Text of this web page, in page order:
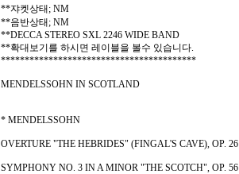
**쟈켓상태; NM
**음반상태; NM
**DECCA STEREO SXL 2246 WIDE BAND
**확대보기를 하시면 레이블을 볼수 있습니다.
*****************************************
MENDELSSOHN IN SCOTLAND
* MENDELSSOHN
OVERTURE "THE HEBRIDES" (FINGAL'S CAVE), OP. 26
SYMPHONY NO. 3 IN A MINOR "THE SCOTCH", OP. 56